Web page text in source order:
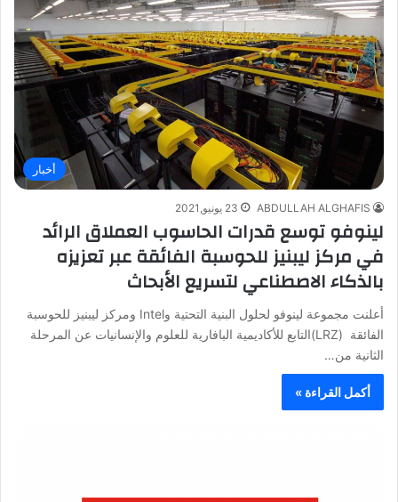
أخبار
ABDULLAH ALGHAFIS 23 يونيو,2021
لينوفو توسع قدرات الحاسوب العملاق الرائد
في مركز ليبنيز للحوسبة الفائقة عبر تعزيزه
بالذكاء الاصطناعي لتسريع الأبحاث
أعلنت مجموعة لينوفو لحلول البنية التحتية وIntel ومركز ليبنيز للحوسبة
الفائقة (LRZ)التابع للأكاديمية البافارية للعلوم والإنسانيات عن المرحلة
الثانية من…
أكمل القراءة »